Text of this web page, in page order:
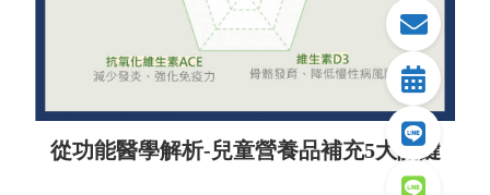
從功能醫學解析-兒童營養品補充5大關鍵